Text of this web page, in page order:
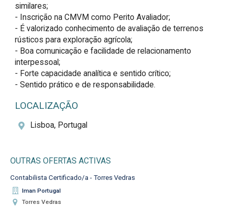
similares;
- Inscrição na CMVM como Perito Avaliador;
- É valorizado conhecimento de avaliação de terrenos
rústicos para exploração agrícola;
- Boa comunicação e facilidade de relacionamento
interpessoal;
- Forte capacidade analítica e sentido crítico;
- Sentido prático e de responsabilidade.
LOCALIZAÇÃO
Lisboa, Portugal
OUTRAS OFERTAS ACTIVAS
Contabilista Certificado/a - Torres Vedras
Iman Portugal
Torres Vedras